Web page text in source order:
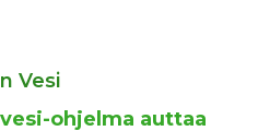
Vesi
ohjelma auttaa